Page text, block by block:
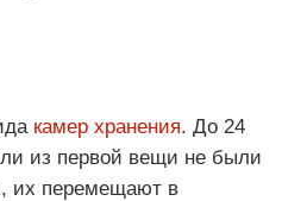
камер хранения. До 24
из первой вещи не были
их перемещают в